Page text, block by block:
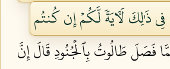
ذَٰلِكَ لَأٓيَةٗ لَّكُمۡ إِن كُنتُم
فَصَلَ طَالُوتُ بِٱلۡجُنُودِ قَالَ إِنَّ